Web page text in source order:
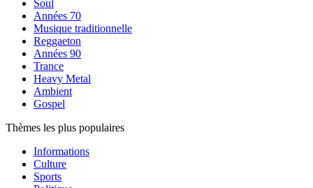
Soul
Années 70
Musique traditionnelle
Reggaeton
Années 90
Trance
Heavy Metal
Ambient
Gospel
Thèmes les plus populaires
Informations
Culture
Sports